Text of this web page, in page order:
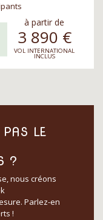
à partir de
3 890 €
VOL INTERNATIONAL
INCLUS
PAS LE
?
nous créons
Parlez-en
!